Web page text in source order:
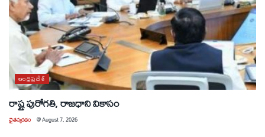
ఆంధ్రప్రదేశ్
రాష్ట్ర పురోగతి, రాజధాని వికాసం
చైతన్యరధం @August 7, 2026